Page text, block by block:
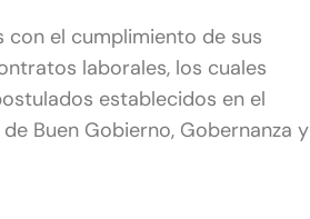
con el cumplimiento de sus
laborales, los cuales
establecidos en el
Buen Gobierno, Gobernanza y